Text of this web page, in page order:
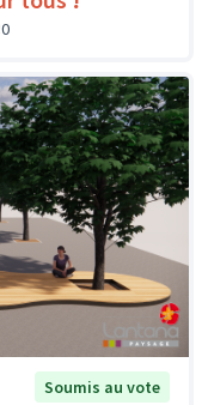
0
Soumis au vote